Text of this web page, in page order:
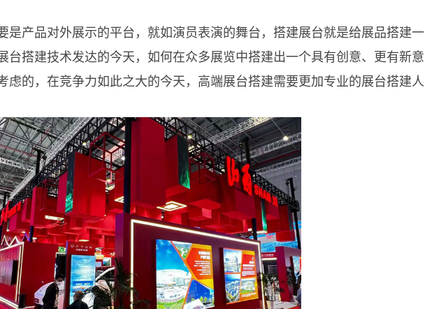
产品对外展示的平台，就如演员表演的舞台，搭建展台就是给展品搭建一
台搭建技术发达的今天，如何在众多展览中搭建出一个具有创意、更有新意
虑的，在竞争力如此之大的今天，高端展台搭建需要更加专业的展台搭建人